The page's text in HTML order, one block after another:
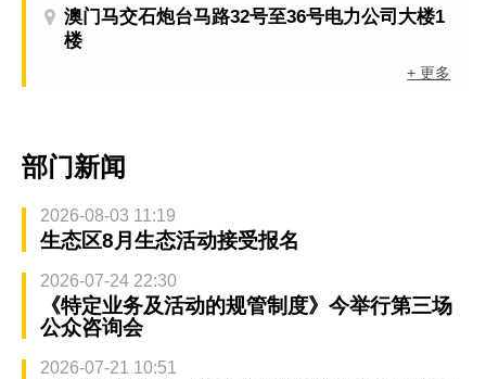
澳门马交石炮台马路32号至36号电力公司大楼1
楼
+ 更多
部门新闻
2026-08-03 11:19
生态区8月生态活动接受报名
2026-07-24 22:30
《特定业务及活动的规管制度》今举行第三场
公众咨询会
2026-07-21 10:51